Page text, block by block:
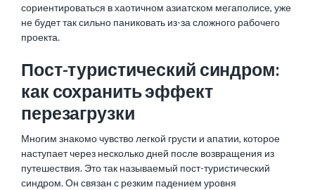
сориентироваться в хаотичном азиатском мегаполисе, уже
не будет так сильно паниковать из-за сложного рабочего
проекта.
Пост-туристический синдром:
как сохранить эффект
перезагрузки
Многим знакомо чувство легкой грусти и апатии, которое
наступает через несколько дней после возвращения из
путешествия. Это так называемый пост-туристический
синдром. Он связан с резким падением уровня